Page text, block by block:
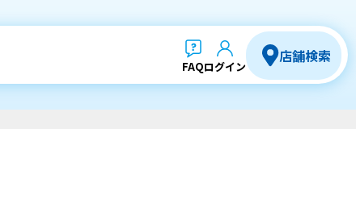
FAQログイン
店舗検索